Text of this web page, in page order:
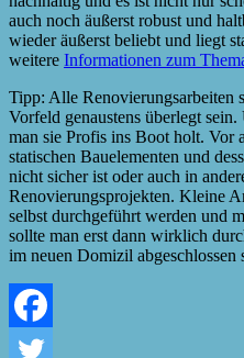
auch noch äußerst robust und
wieder äußerst beliebt und liegt
weitere Informationen zum
Tipp: Alle Renovierungsarbeiten
Vorfeld genaustens überlegt
man sie Profis ins Boot holt. Vor
statischen Bauelementen und
nicht sicher ist oder auch in
Renovierungsprojekten. Kleine
selbst durchgeführt werden und
sollte man erst dann wirklich
im neuen Domizil abgeschlossen